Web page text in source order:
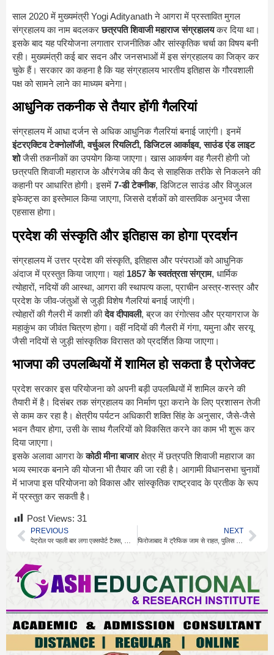
साल 2020 में मुख्यमंत्रीYogi Adityanathने आगरा में प्रस्तावित मुगल
संग्रहालय का नाम बदलकरछत्रपति शिवाजी महाराज संग्रहालयकर दिया था।
इसके बाद यह परियोजना लगातार राजनीतिक और सांस्कृतिक चर्चा का विषय बनी
रही। मुख्यमंत्री कई बार सदन और जनसभाओं में इस संग्रहालय का जिक्र कर
चुके हैं। सरकार का कहना है कि यह संग्रहालय भारतीय इतिहास के गौरवशाली
पक्ष को सामने लाने का माध्यम बनेगा।
आधुनिक तकनीक से तैयार होंगी गैलरियां
संग्रहालय में आधा दर्जन से अधिक आधुनिक गैलरियां बनाई जाएंगी। इनमें
इंटरएक्टिव टेक्नोलॉजी, वर्चुअल रियलिटी, डिजिटल आर्काइव, साउंड एंड लाइट
शोजैसी तकनीकों का उपयोग किया जाएगा। खास आकर्षण वह गैलरी होगी जो
छत्रपति शिवाजी महाराज के औरंगजेब की कैद से साहसिक तरीके से निकलने की
कहानी पर आधारित होगी। इसमें 7-डी टेक्नीक, डिजिटल साउंड और विजुअल
इफेक्ट्स का इस्तेमाल किया जाएगा, जिससे दर्शकों को वास्तविक अनुभव जैसा
एहसास होगा।
प्रदेश की संस्कृति और इतिहास का होगा प्रदर्शन
संग्रहालय में उत्तर प्रदेश की संस्कृति, इतिहास और परंपराओं को आधुनिक
अंदाज में प्रस्तुत किया जाएगा। यहां 1857 के स्वतंत्रता संग्राम, धार्मिक
त्योहारों, नदियों की आस्था, आगरा की स्थापत्य कला, प्राचीन अस्त्र-शस्त्र और
प्रदेश के जीव-जंतुओं से जुड़ी विशेष गैलरियां बनाई जाएंगी।
त्योहारों की गैलरी में काशी कीदेव दीपावली, ब्रज का रंगोत्सव और प्रयागराज के
महाकुंभ का जीवंत चित्रण होगा। वहीं नदियों की गैलरी में गंगा, यमुना और सरयू
जैसी नदियों से जुड़ी सांस्कृतिक विरासत को प्रदर्शित किया जाएगा।
भाजपा की उपलब्धियों में शामिल हो सकता है प्रोजेक्ट
प्रदेश सरकार इस परियोजना को अपनी बड़ी उपलब्धियों में शामिल करने की
तैयारी में है। दिसंबर तक संग्रहालय का निर्माण पूरा कराने के लिए प्रशासन तेजी
से काम कर रहा है। क्षेत्रीय पर्यटन अधिकारी शक्ति सिंह के अनुसार, जैसे-जैसे
भवन तैयार होगा, उसी के साथ गैलरियों को विकसित करने का काम भी शुरू कर
दिया जाएगा।
इसके अलावा आगरा केकोठी मीना बाजारक्षेत्र में छत्रपति शिवाजी महाराज का
भव्य स्मारक बनाने की योजना भी तैयार की जा रही है। आगामी विधानसभा चुनावों
में भाजपा इस परियोजना को विकास और सांस्कृतिक राष्ट्रवाद के प्रतीक के रूप
में प्रस्तुत कर सकती है।
Post Views: 31
PREVIOUS NEXT